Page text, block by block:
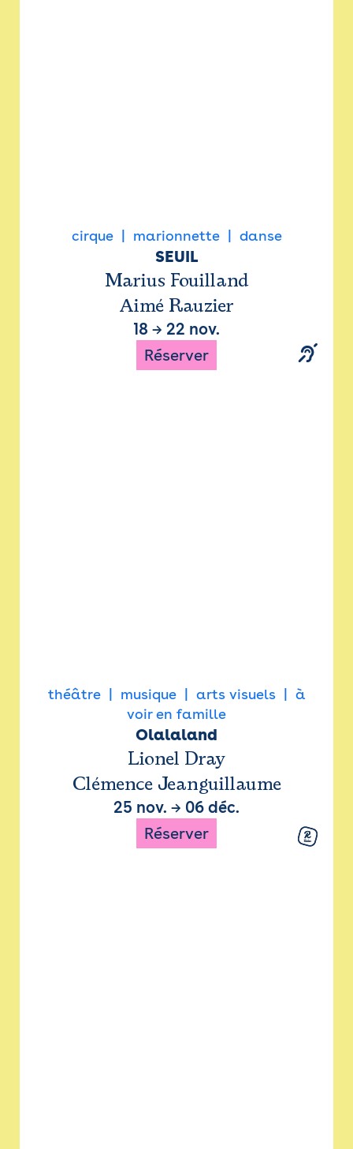
cirque marionnette danse
SEUIL
Marius Fouilland
Aimé Rauzier
18 → 22 nov.
Réserver
théâtre musique arts visuels
à
voir en famille
Olalaland
Lionel Dray
Clémence Jeanguillaume
25 nov. → 06 déc.
Réserver